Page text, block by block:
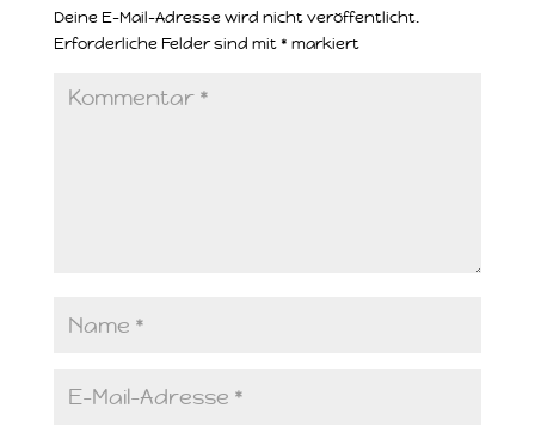
Deine E-Mail-Adresse wird nicht veröffentlicht.
Erforderliche Felder sind mit * markiert